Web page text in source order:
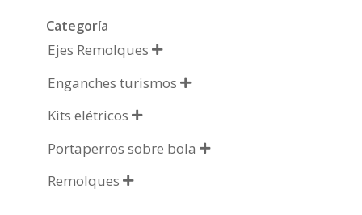
Categoría
Ejes Remolques 
Enganches turismos 
Kits elétricos 
Portaperros sobre bola 
Remolques 